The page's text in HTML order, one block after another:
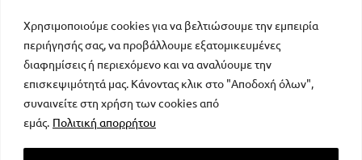
Χρησιμοποιούμε cookies για να βελτιώσουμε την εμπειρία
περιήγησής σας, να προβάλλουμε εξατομικευμένες
διαφημίσεις ή περιεχόμενο και να αναλύουμε την
επισκεψιμότητά μας. Κάνοντας κλικ στο "Αποδοχή όλων",
συναινείτε στη χρήση των cookies από
εμάς. Πολιτική απορρήτου
ΕΠΩΝΥΜΙΑ: MEDIA PUBLISHING GK IKE